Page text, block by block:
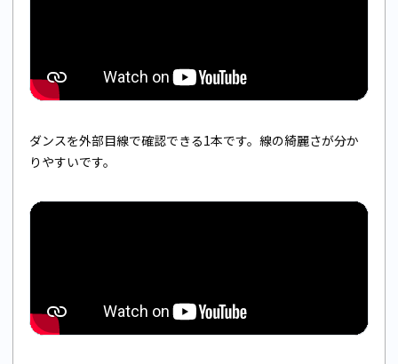
ダンスを外部目線で確認できる1本です。線の綺麗さが分か
りやすいです。